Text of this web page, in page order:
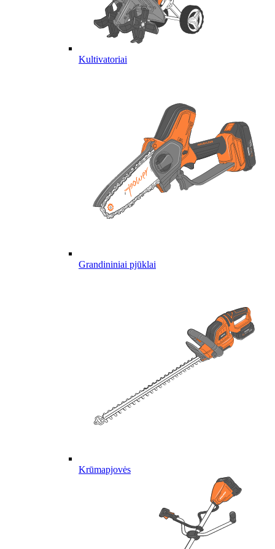
Kultivatoriai
Grandininiai pjūklai
Krūmapjovės